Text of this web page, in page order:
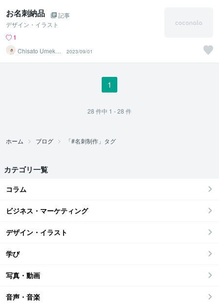
お名刺納品
記事
デザイン・イラスト
1
Chisato Umeka
2023/09/01
1
28 件中 1 - 28 件
ホーム ブログ 「#名刺制作」タグ
カテゴリ一覧
コラム
ビジネス・マーケティング
デザイン・イラスト
学び
写真・動画
音声・音楽